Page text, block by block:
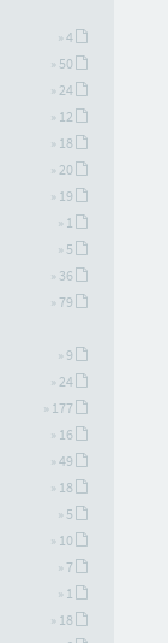
» 4
» 50
» 24
» 12
» 18
» 20
» 19
» 1
» 5
» 36
» 79
» 9
» 24
» 177
» 16
» 49
» 18
» 5
» 10
» 7
» 1
» 18